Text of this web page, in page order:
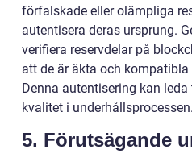
förfalskade eller olämpliga
autentisera deras ursprung.
verifiera reservdelar på
att de är äkta och
Denna autentisering kan
kvalitet i underhållsprocessen.
5. Förutsägande